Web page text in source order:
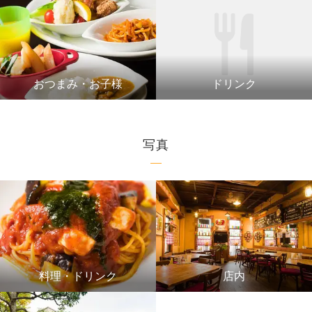
おつまみ・お子様 ドリンク
写真
料理・ドリンク 店内